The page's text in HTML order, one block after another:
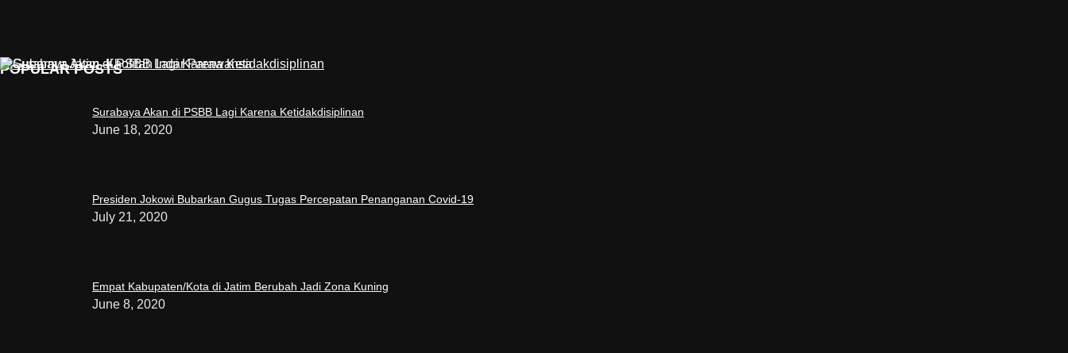
POPULAR POSTS
Surabaya Akan di PSBB Lagi Karena Ketidakdisiplinan
June 18, 2020
Presiden Jokowi Bubarkan Gugus Tugas Percepatan Penanganan Covid-19
July 21, 2020
Empat Kabupaten/Kota di Jatim Berubah Jadi Zona Kuning
June 8, 2020